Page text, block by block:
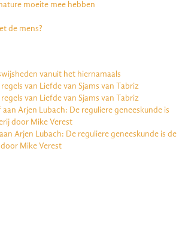
moeite mee hebben
de mens?
vanuit het hiernamaals
van Liefde van Sjams van Tabriz
van Liefde van Sjams van Tabriz
Arjen Lubach: De reguliere geneeskunde is
door Mike Verest
Arjen Lubach: De reguliere geneeskunde is de
Mike Verest